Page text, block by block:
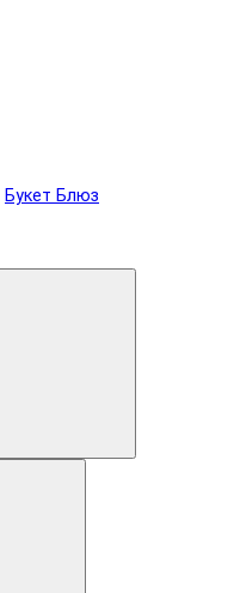
Букет Блюз